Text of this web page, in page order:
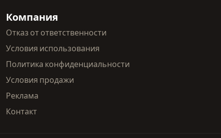
Компания
Отказ от ответственности
Условия использования
Политика конфиденциальности
Условия продажи
Реклама
Контакт